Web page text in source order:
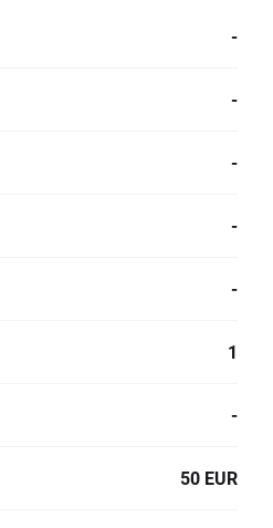
-
-
-
-
-
1
-
50 EUR